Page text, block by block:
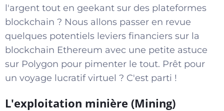
l'argent tout en geekant sur des plateformes
blockchain ? Nous allons passer en revue
quelques potentiels leviers financiers sur la
blockchain Ethereum avec une petite astuce
sur Polygon pour pimenter le tout. Prêt pour
un voyage lucratif virtuel ? C'est parti !
L'exploitation minière (Mining)